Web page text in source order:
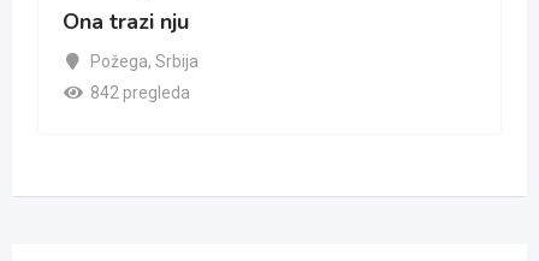
Ona trazi nju
Požega, Srbija
842 pregleda